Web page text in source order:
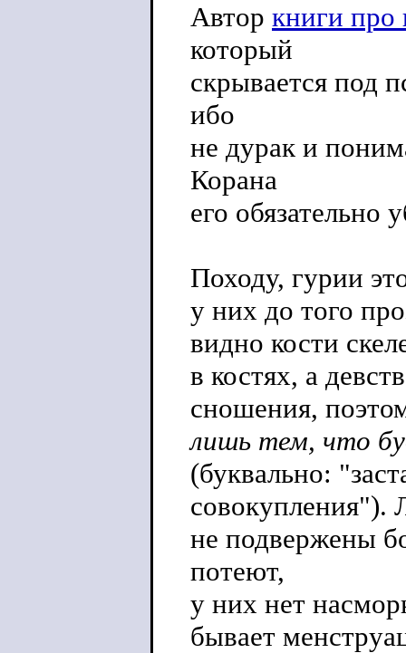
Автор книги про
который
скрывается под
ибо
не дурак и
Корана
его обязательно
Походу, гурии
у них до того
видно кости
в костях, а
сношения,
лишь тем, что
(буквально:
совокупления").
не подвержены
потеют,
у них нет
бывает